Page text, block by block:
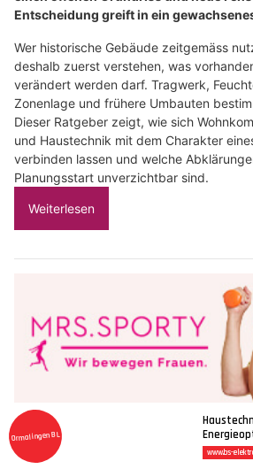
Entscheidung greift in ein
Wer historische Gebäude zeitgemäss
deshalb zuerst verstehen, was
verändert werden darf. Tragwerk,
Zonenlage und frühere Umbauten
Dieser Ratgeber zeigt, wie sich
und Haustechnik mit dem Charakter
verbinden lassen und welche
Planungsstart unverzichtbar sind.
Weiterlesen
Mrs.Sporty Club Baar + Zürich – Sandra Heim: Fit